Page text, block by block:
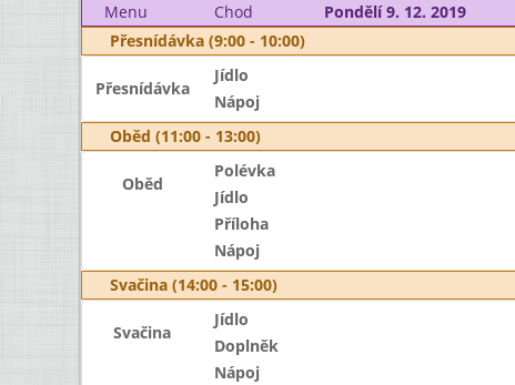
Menu
Chod Pondělí 9. 12. 2019
Přesnídávka (9:00 - 10:00)
Přesnídávka
Jídlo
Nápoj
Oběd (11:00 - 13:00)
Oběd
Polévka
Jídlo
Příloha
Nápoj
Svačina (14:00 - 15:00)
Svačina
Jídlo
Doplněk
Nápoj